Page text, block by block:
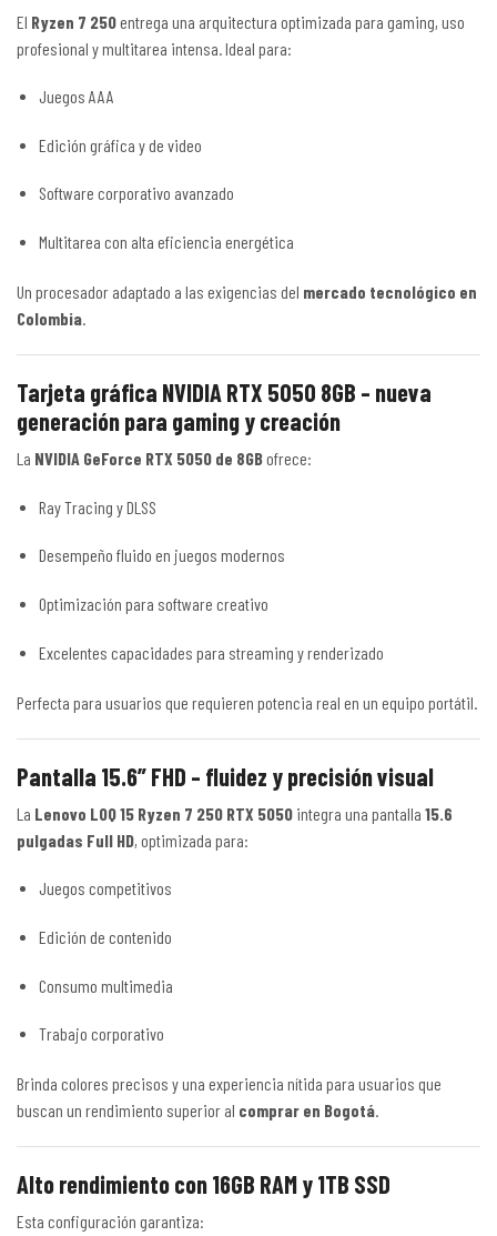
El Ryzen 7 250entrega una arquitectura optimizada para gaming, uso
profesional y multitarea intensa. Ideal para:
Juegos AAA
Edición gráfica y de video
Software corporativo avanzado
Multitarea con alta eficiencia energética
Un procesador adaptado a las exigencias del mercado tecnológico en
Colombia.
Tarjeta gráfica NVIDIA RTX 5050 8GB – nueva
generación para gaming y creación
La NVIDIA GeForce RTX 5050 de 8GBofrece:
Ray Tracing y DLSS
Desempeño fluido en juegos modernos
Optimización para software creativo
Excelentes capacidades para streaming y renderizado
Perfecta para usuarios que requieren potencia real en un equipo portátil.
Pantalla 15.6” FHD – fluidez y precisión visual
La Lenovo LOQ 15 Ryzen 7 250 RTX 5050 integra una pantalla 15.6
pulgadas Full HD, optimizada para:
Juegos competitivos
Edición de contenido
Consumo multimedia
Trabajo corporativo
Brinda colores precisos y una experiencia nítida para usuarios que
buscan un rendimiento superior al comprar en Bogotá.
Alto rendimiento con 16GB RAM y 1TB SSD
Esta configuración garantiza: